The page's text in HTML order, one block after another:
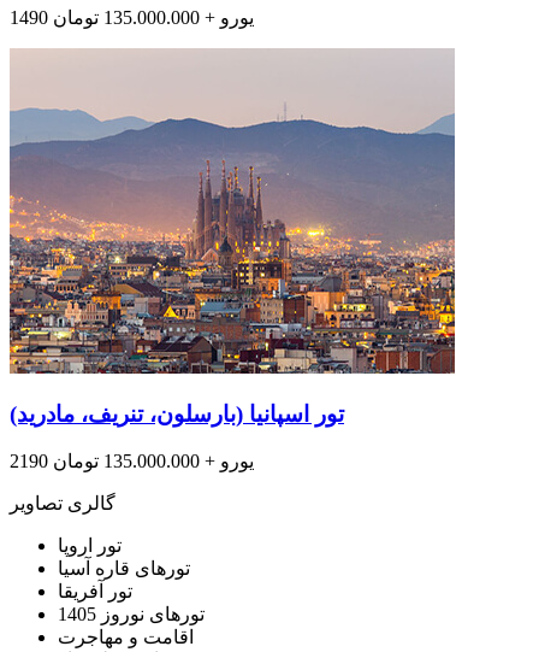
1490 یورو + 135.000.000 تومان
تور اسپانیا (بارسلون، تنریف، مادرید)
2190 یورو + 135.000.000 تومان
گالری تصاویر
تور اروپا
تورهای قاره آسیا
تور آفریقا
تورهای نوروز 1405
اقامت و مهاجرت